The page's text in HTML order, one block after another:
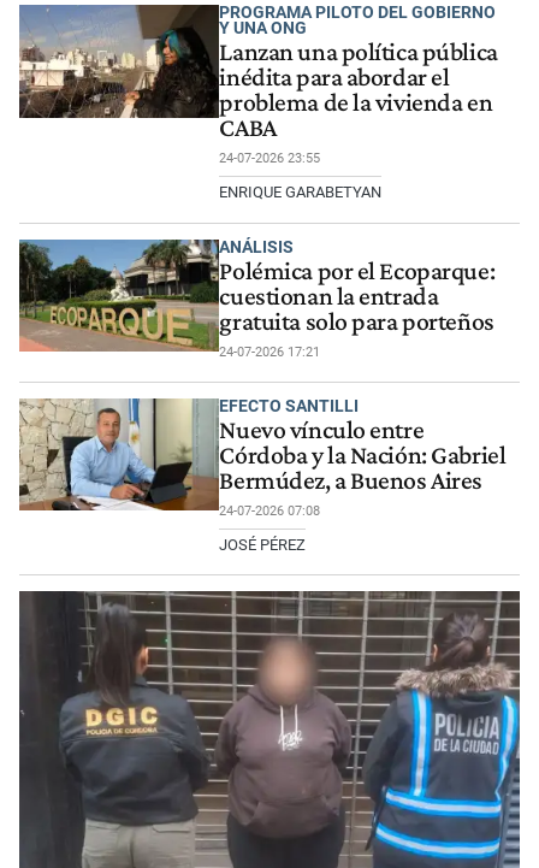
PROGRAMA PILOTO DEL GOBIERNO
Y UNA ONG
Lanzan una política pública
inédita para abordar el
problema de la vivienda en
CABA
24-07-2026 23:55
ENRIQUE GARABETYAN
ANÁLISIS
Polémica por el Ecoparque:
cuestionan la entrada
gratuita solo para porteños
24-07-2026 17:21
EFECTO SANTILLI
Nuevo vínculo entre
Córdoba y la Nación: Gabriel
Bermúdez, a Buenos Aires
24-07-2026 07:08
JOSÉ PÉREZ